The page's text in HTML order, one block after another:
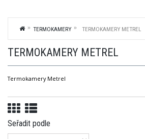
TERMOKAMERY TERMOKAMERY METREL
TERMOKAMERY METREL
Termokamery Metrel
Seřadit podle